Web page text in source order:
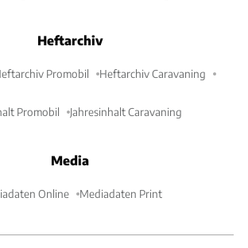
Heftarchiv
Promobil Heftarchiv Caravaning
Promobil Jahresinhalt Caravaning
Media
Online Mediadaten Print